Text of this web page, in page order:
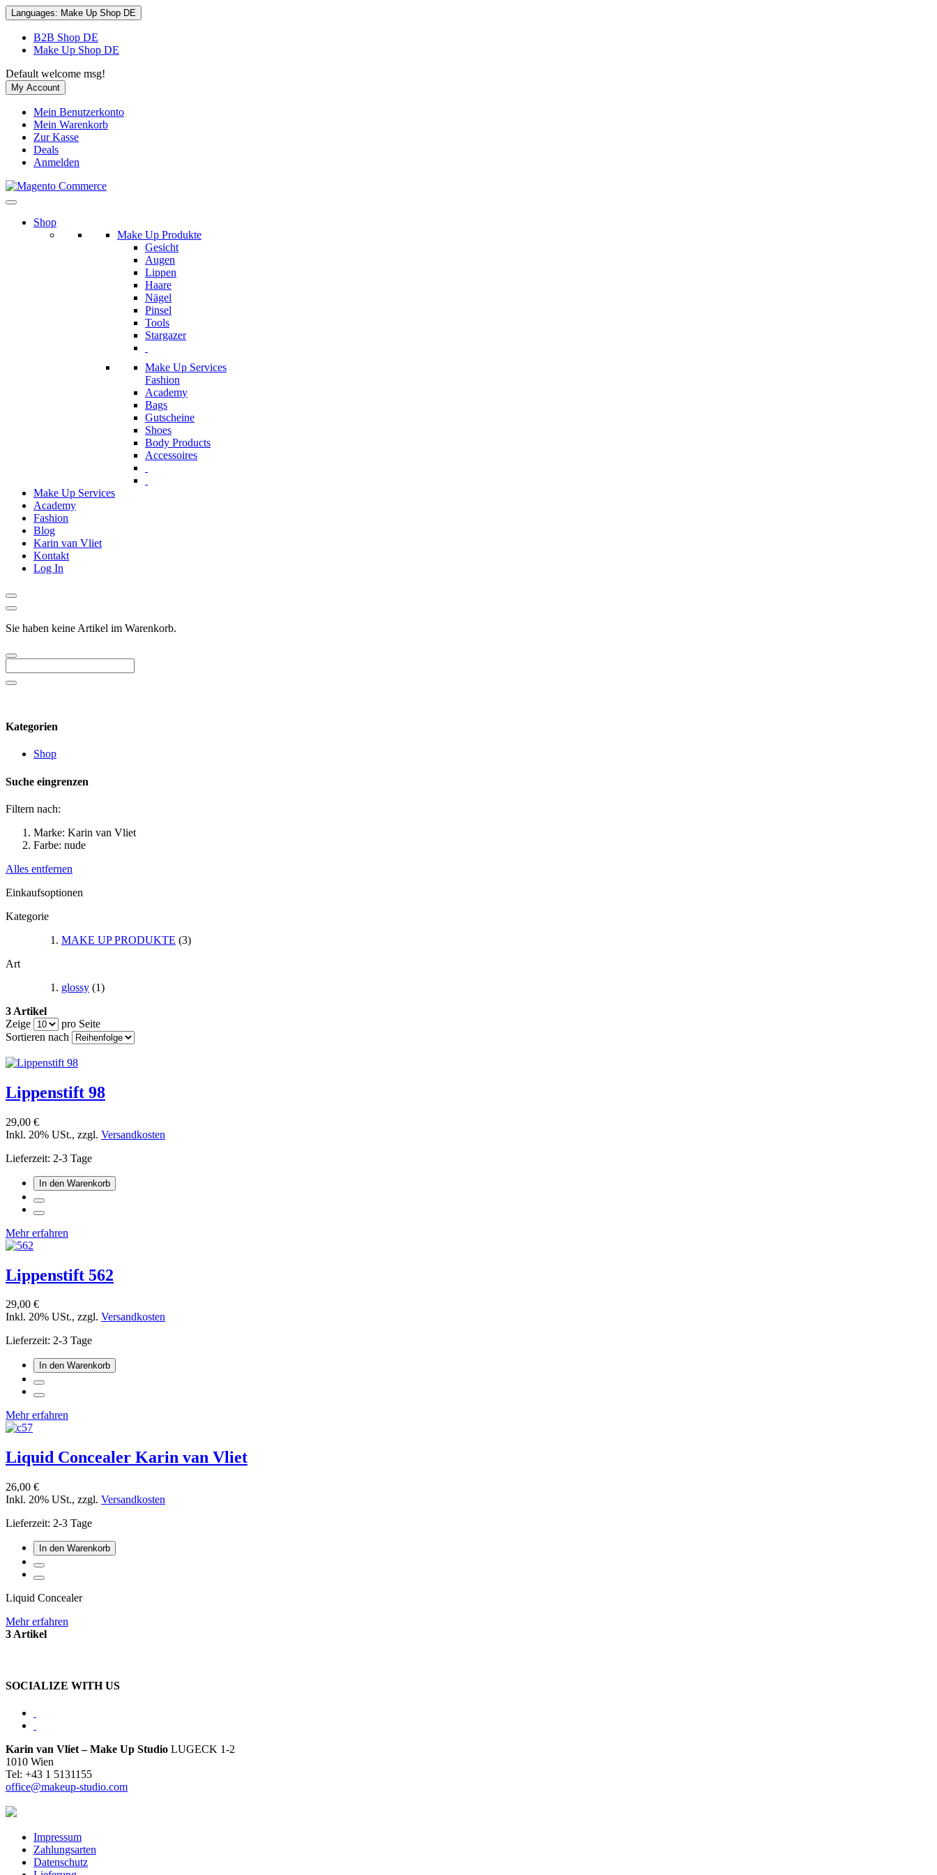
Languages: Make Up Shop DE
B2B Shop DE
Make Up Shop DE
Default welcome msg!
My Account
Mein Benutzerkonto
Mein Warenkorb
Zur Kasse
Deals
Anmelden
Shop
Make Up Produkte
Gesicht
Augen
Lippen
Haare
Nägel
Pinsel
Tools
Stargazer
Make Up Services
Fashion
Academy
Bags
Gutscheine
Shoes
Body Products
Accessoires
Make Up Services
Academy
Fashion
Blog
Karin van Vliet
Kontakt
Log In
Sie haben keine Artikel im Warenkorb.
Kategorien
Shop
Suche eingrenzen
Filtern nach:
Marke: Karin van Vliet
Farbe: nude
Alles entfernen
Einkaufsoptionen
Kategorie
MAKE UP PRODUKTE (3)
Art
glossy (1)
3 Artikel
Zeige
pro Seite
Sortieren nach
Lippenstift 98
29,00 €
Inkl. 20% USt., zzgl. Versandkosten
Lieferzeit: 2-3 Tage
In den Warenkorb
Mehr erfahren
Lippenstift 562
29,00 €
Inkl. 20% USt., zzgl. Versandkosten
Lieferzeit: 2-3 Tage
In den Warenkorb
Mehr erfahren
Liquid Concealer Karin van Vliet
26,00 €
Inkl. 20% USt., zzgl. Versandkosten
Lieferzeit: 2-3 Tage
In den Warenkorb
Liquid Concealer
Mehr erfahren
3 Artikel
SOCIALIZE WITH US
Karin van Vliet – Make Up Studio LUGECK 1-2
1010 Wien
Tel: +43 1 5131155
office@makeup-studio.com
Impressum
Zahlungsarten
Datenschutz